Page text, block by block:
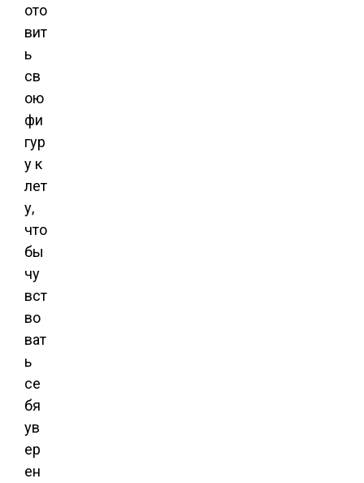
ото
вит
ь
св
ою
фи
гур
у к
лет
у,
что
бы
чу
вст
во
ват
ь
се
бя
ув
ер
ен